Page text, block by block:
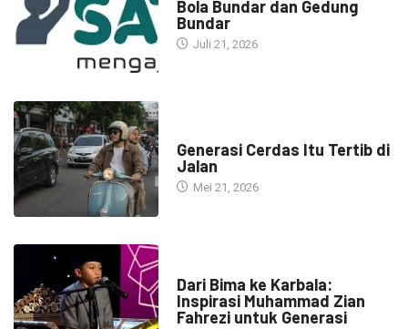
Bola Bundar dan Gedung
Bundar
Juli 21, 2026
Generasi Cerdas Itu Tertib di
Jalan
Mei 21, 2026
Dari Bima ke Karbala:
Inspirasi Muhammad Zian
Fahrezi untuk Generasi